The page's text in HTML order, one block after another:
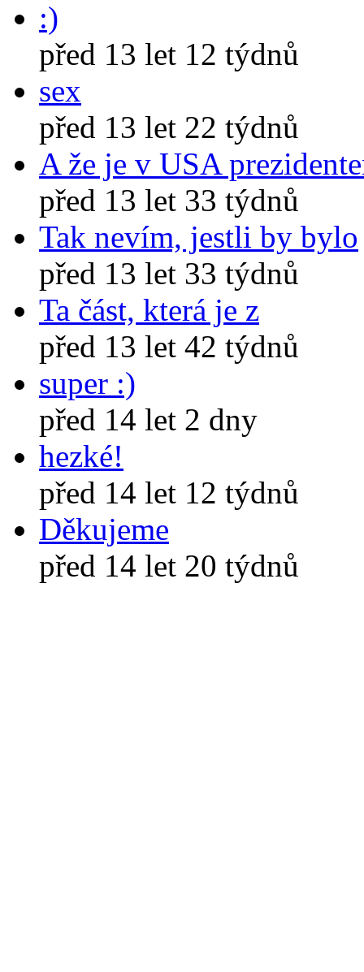
:)
před 13 let 12 týdnů
sex
před 13 let 22 týdnů
A že je v USA
před 13 let 33 týdnů
Tak nevím, jestli by bylo
před 13 let 33 týdnů
Ta část, která je z
před 13 let 42 týdnů
super :)
před 14 let 2 dny
hezké!
před 14 let 12 týdnů
Děkujeme
před 14 let 20 týdnů